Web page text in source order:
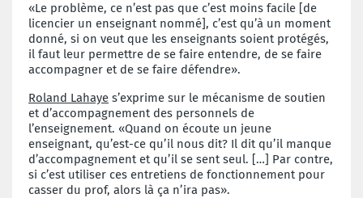
«Le problème, ce n’est pas que c’est moins facile [de
licencier un enseignant nommé], c’est qu’à un moment
donné, si on veut que les enseignants soient protégés,
il faut leur permettre de se faire entendre, de se faire
accompagner et de se faire défendre».
Roland Lahaye s’exprime sur le mécanisme de soutien
et d’accompagnement des personnels de
l’enseignement. «Quand on écoute un jeune
enseignant, qu’est-ce qu’il nous dit? Il dit qu’il manque
d’accompagnement et qu’il se sent seul. […] Par contre,
si c’est utiliser ces entretiens de fonctionnement pour
casser du prof, alors là ça n’ira pas».